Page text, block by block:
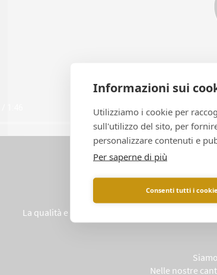
Informazioni sui
Utilizziamo i cookie per
sull'utilizzo del sito, per
personalizzare contenuti e
Per saperne di più
Consenti tutti i cookie
La qualità e l’intelligenza sono ora più che mai
Nelle nostre